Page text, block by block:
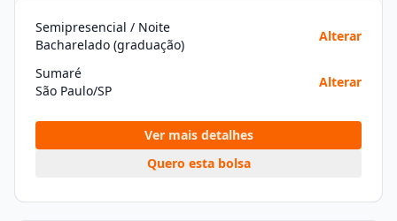
Semipresencial / Noite
Bacharelado (graduação)
Alterar
Sumaré
São Paulo/SP
Alterar
Ver mais detalhes
Quero esta bolsa